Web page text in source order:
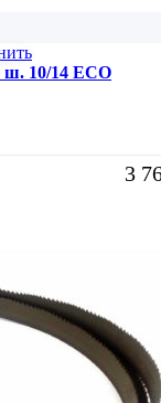
ш. 10/14 ECO
3